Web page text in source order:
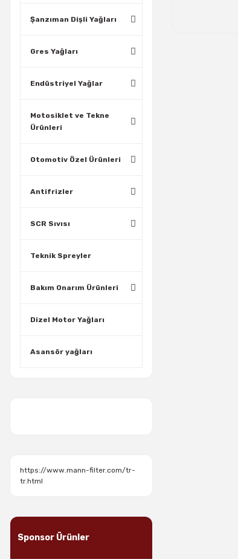
Şanzıman Dişli Yağları
Gres Yağları
Endüstriyel Yağlar
Motosiklet ve Tekne
Ürünleri
Otomotiv Özel Ürünleri
Antifrizler
SCR Sıvısı
Teknik Spreyler
Bakım Onarım Ürünleri
Dizel Motor Yağları
Asansör yağları
https://www.mann-filter.com/tr-
tr.html
Sponsor Ürünler